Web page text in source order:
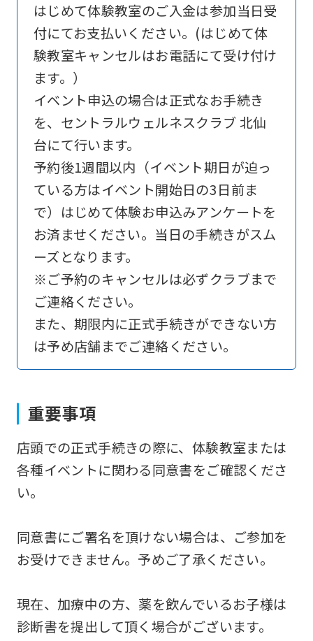
はじめて体験教室のご入金は参加当日受
付にてお支払いください。(はじめて体
験教室キャンセルはお電話にて受け付け
ます。）
イベント申込の場合は正式なお手続き
を、セントラルウェルネスクラブ 北仙
台にて行います。
予約後1週間以内（イベント期日が迫っ
ている方はイベント開始日の3日前ま
で）はじめて体験お申込みアンケートを
お済ませください。当日の手続きがスム
ーズとなります。
※ご予約のキャンセルは必ずクラブまで
ご連絡ください。
また、期限内に正式手続きができない方
は予め店舗までご連絡ください。
重要事項
店頭での正式手続きの際に、体験教室または
各種イベントに関わる同意書をご確認くださ
い。
同意書にご署名を頂けない場合は、ご参加を
お受けできません。予めご了承ください。
現在、加療中の方、薬を飲んでいるお子様は
診断書を提出して頂く場合がございます。
official
website
is
translated
into
Click
the
link
below
automatic
to
return
to
page.
However,
if
use
an
automatic
translation
service,